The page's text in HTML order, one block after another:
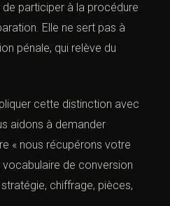
participer à la procédure
Elle ne sert pas à
pénale, qui relève du
cette distinction avec
aidons à demander
« nous récupérons votre
de conversion
chiffrage, pièces,